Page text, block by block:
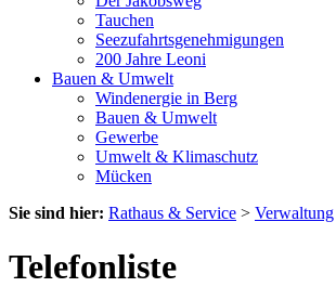
Tauchen
Seezufahrtsgenehmigungen
200 Jahre Leoni
Bauen & Umwelt
Windenergie in Berg
Bauen & Umwelt
Gewerbe
Umwelt & Klimaschutz
Mücken
Sie sind hier: Rathaus & Service > Verwaltung
Telefonliste